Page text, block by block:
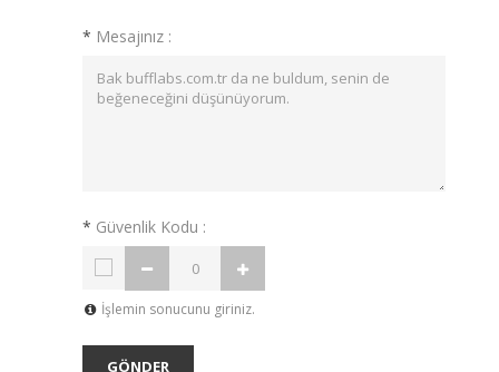
* Mesajınız :
* Güvenlik Kodu :
İşlemin sonucunu giriniz.